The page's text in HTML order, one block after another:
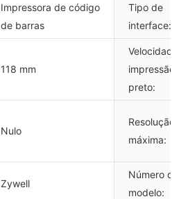
Impressora de código
de barras
Tipo de
interface:
118 mm
Velocidade
impressão
preto:
Nulo
Resolução
máxima:
Zywell
Número do
modelo: